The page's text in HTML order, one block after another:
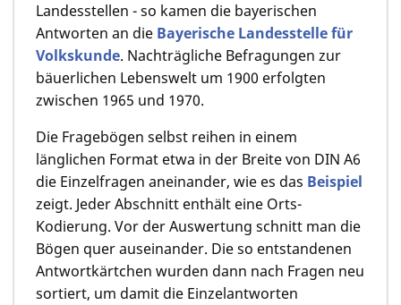
Landesstellen - so kamen die bayerischen
Antworten an die Bayerische Landesstelle für
Volkskunde. Nachträgliche Befragungen zur
bäuerlichen Lebenswelt um 1900 erfolgten
zwischen 1965 und 1970.
Die Fragebögen selbst reihen in einem
länglichen Format etwa in der Breite von DIN A6
die Einzelfragen aneinander, wie es das Beispiel
zeigt. Jeder Abschnitt enthält eine Orts-
Kodierung. Vor der Auswertung schnitt man die
Bögen quer auseinander. Die so entstandenen
Antwortkärtchen wurden dann nach Fragen neu
sortiert, um damit die Einzelantworten